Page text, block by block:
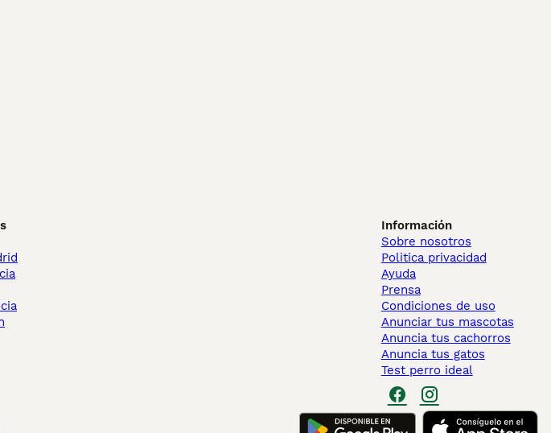
Información
Sobre nosotros
Politica privacidad
Ayuda
Prensa
Condiciones de uso
Anunciar tus mascotas
Anuncia tus cachorros
Anuncia tus gatos
Test perro ideal